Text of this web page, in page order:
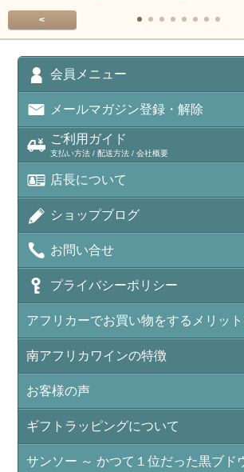
<
会員メニュー
メールマガジン登録・解除
ご利用ガイド
支払い方法 / 配送方法 / 会社概要
店長について
ショップブログ
お問い合せ
プライバシーポリシー
アフリカーでお買い物をするメリット
南アフリカワインの特徴
お客様の声
ギフトラッピングについて
サンソー ～ かつて１位だった黒ブド